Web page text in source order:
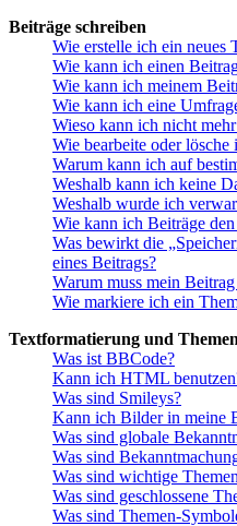
Beiträge schreiben
Wie erstelle ich ein neues
Wie kann ich einen
Wie kann ich meinem
Wie kann ich eine
Wieso kann ich nicht
Wie bearbeite oder
Warum kann ich auf
Weshalb kann ich keine
Weshalb wurde ich
Wie kann ich Beiträge
Was bewirkt die
eines Beitrags?
Warum muss mein
Wie markiere ich ein
Textformatierung und
Was ist BBCode?
Kann ich HTML
Was sind Smileys?
Kann ich Bilder in meine
Was sind globale
Was sind
Was sind wichtige
Was sind geschlossene
Was sind Themen-